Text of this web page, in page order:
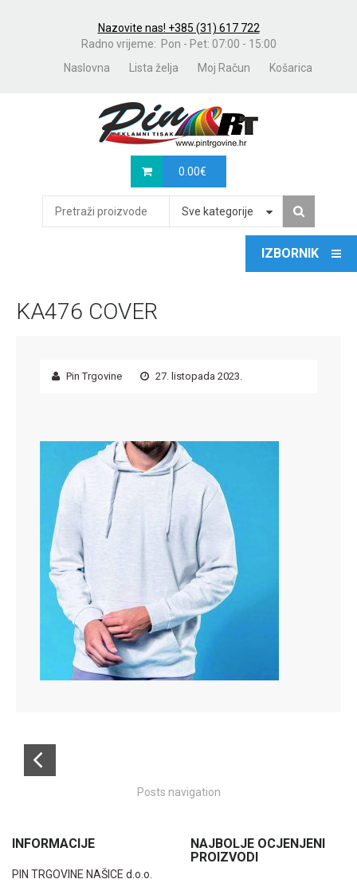
Nazovite nas! +385 (31) 617 722
Radno vrijeme: Pon - Pet: 07:00 - 15:00
Naslovna
Lista želja Moj Račun Košarica
0.00€
Sve kategorije
KA476 COVER
Pin Trgovine 27. listopada 2023.
Posts navigation
INFORMACIJE
PIN TRGOVINE NAŠICE d.o.o.
NAJBOLJE OCJENJENI
PROIZVODI